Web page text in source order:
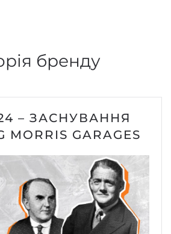
бренду
– ЗАСНУВАННЯ
MORRIS GARAGES